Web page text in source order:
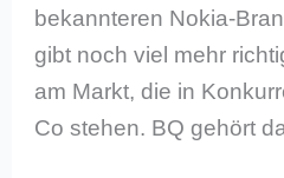
bekannteren Nokia-
gibt noch viel mehr
am Markt, die in
Co stehen. BQ gehört